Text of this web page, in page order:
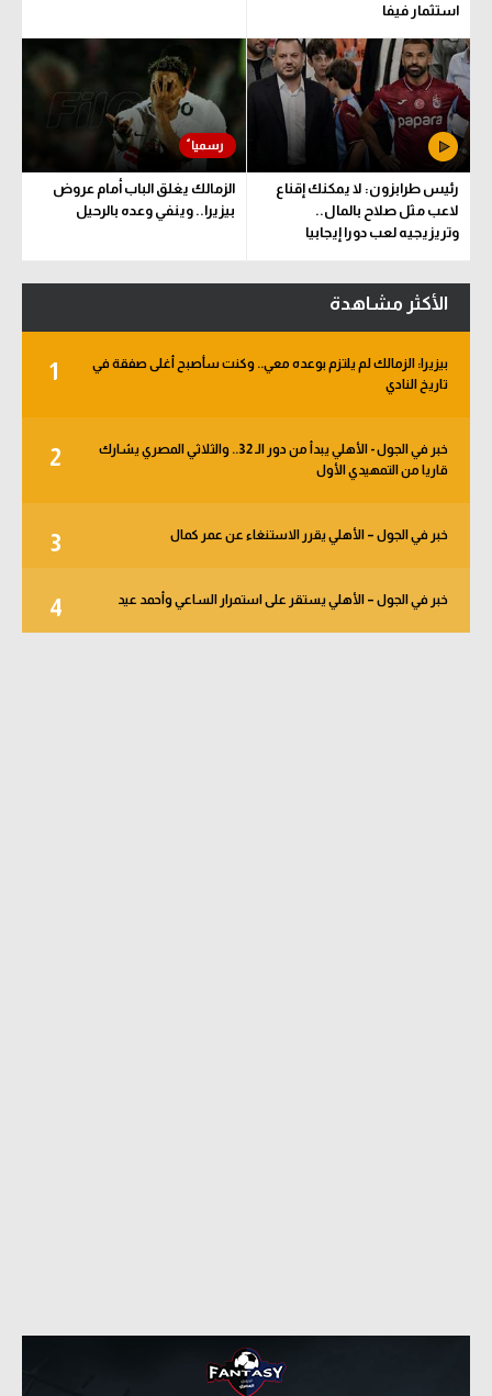
استثمار فيفا
رئيس طرابزون: لا يمكنك إقناع
لاعب مثل صلاح بالمال..
وتريزيجيه لعب دورا إيجابيا
الزمالك يغلق الباب أمام عروض
بيزيرا.. وينفي وعده بالرحيل
الأكثر مشاهدة
1
بيزيرا: الزمالك لم يلتزم بوعده معي.. وكنت سأصبح أغلى صفقة في
تاريخ النادي
2
خبر في الجول - الأهلي يبدأ من دور الـ 32.. والثلاثي المصري يشارك
قاريا من التمهيدي الأول
3 خبر في الجول – الأهلي يقرر الاستنغاء عن عمر كمال
4 خبر في الجول – الأهلي يستقر على استمرار الساعي وأحمد عيد